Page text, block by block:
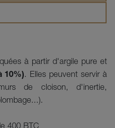
à partir d'argile pure et
10%). Elles peuvent servir à
de cloison, d'inertie,